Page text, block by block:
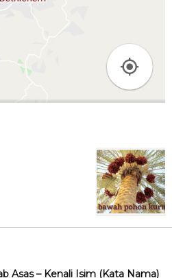
Asas – Kenali Isim (Kata Nama)